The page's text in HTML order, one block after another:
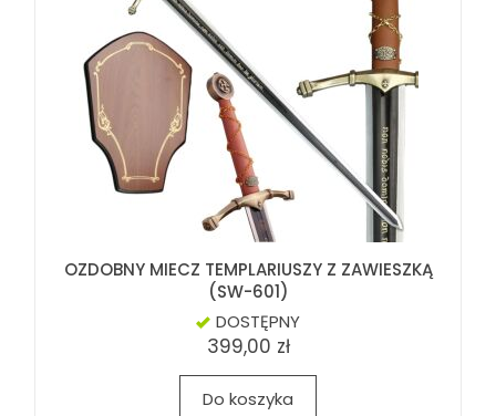
OZDOBNY MIECZ TEMPLARIUSZY Z ZAWIESZKĄ
(SW-601)
DOSTĘPNY
399,00 zł
Do koszyka